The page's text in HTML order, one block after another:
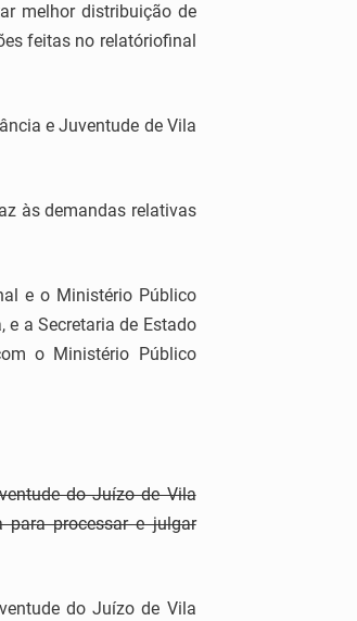
melhor distribuição de
feitas no relatóriofinal
e Juventude de Vila
às demandas relativas
e o Ministério Público
e a Secretaria de Estado
o Ministério Público
do Juízo de Vila
para processar e julgar
do Juízo de Vila